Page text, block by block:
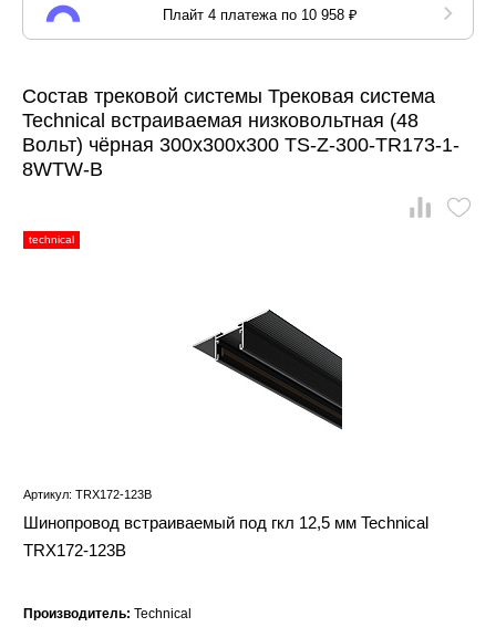
Плайт 4 платежа по 10 958 ₽
Состав трековой системы Трековая система
Technical встраиваемая низковольтная (48
Вольт) чёрная 300x300x300 TS-Z-300-TR173-1-
8WTW-B
technical
Артикул: TRX172-123B
Шинопровод встраиваемый под гкл 12,5 мм Technical
TRX172-123B
Производитель: Technical